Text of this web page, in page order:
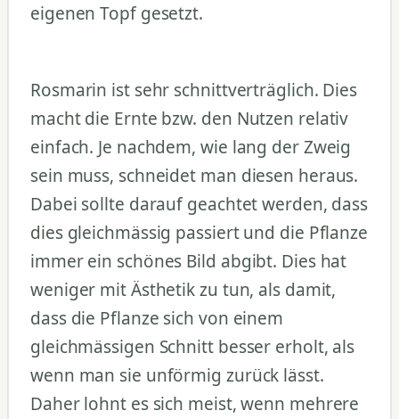
eigenen Topf gesetzt.
Rosmarin ist sehr schnittverträglich. Dies
macht die Ernte bzw. den Nutzen relativ
einfach. Je nachdem, wie lang der Zweig
sein muss, schneidet man diesen heraus.
Dabei sollte darauf geachtet werden, dass
dies gleichmässig passiert und die Pflanze
immer ein schönes Bild abgibt. Dies hat
weniger mit Ästhetik zu tun, als damit,
dass die Pflanze sich von einem
gleichmässigen Schnitt besser erholt, als
wenn man sie unförmig zurück lässt.
Daher lohnt es sich meist, wenn mehrere